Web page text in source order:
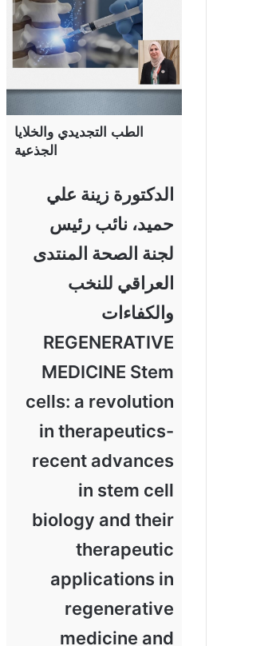
الطب التجديدي والخلايا
الجذعية
الدكتورة زينة علي
حميد، نائب رئيس
لجنة الصحة المنتدى
العراقي للنخب
والكفاءات
REGENERATIVE
MEDICINE Stem
cells: a revolution
in therapeutics-
recent advances
in stem cell
biology and their
therapeutic
applications in
regenerative
medicine and